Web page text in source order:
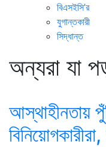
বিএসইসি’র
যুগান্তকারী
সিদ্ধান্ত
অন্যরা যা
আস্থাহীনতায়